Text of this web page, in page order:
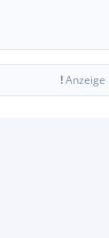
!Anzeige